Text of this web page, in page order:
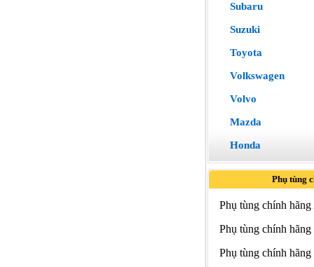
Subaru
Suzuki
Toyota
Volkswagen
Volvo
Mazda
Honda
Phụ tùng
Phụ tùng chính hãng
Phụ tùng chính hãng
Phụ tùng chính hãng